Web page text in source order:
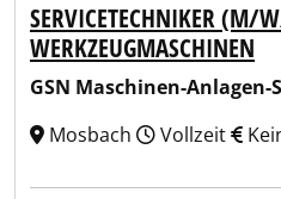
SERVICETECHNIKER (M/
WERKZEUGMASCHINEN
GSN Maschinen-Anlagen-
Mosbach
Vollzeit